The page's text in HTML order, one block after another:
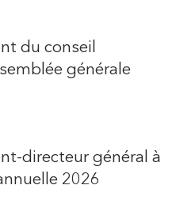
du conseil
générale
directeur général à
2026